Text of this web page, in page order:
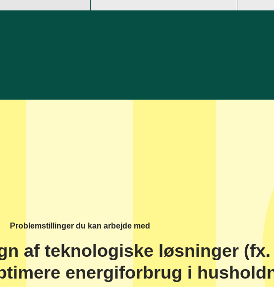
Problemstillinger du kan arbejde med
af teknologiske løsninger (fx.
energiforbrug i